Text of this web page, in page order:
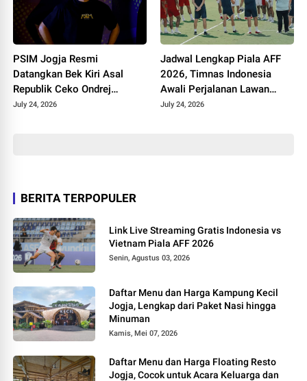
PSIM Jogja Resmi
Datangkan Bek Kiri Asal
Republik Ceko Ondrej
Rudzan untuk Hadapi Super
July 24, 2026
Jadwal Lengkap Piala AFF
2026, Timnas Indonesia
Awali Perjalanan Lawan
Kamboja
July 24, 2026
BERITA TERPOPULER
Link Live Streaming Gratis Indonesia vs
Vietnam Piala AFF 2026
Senin, Agustus 03, 2026
Daftar Menu dan Harga Kampung Kecil
Jogja, Lengkap dari Paket Nasi hingga
Minuman
Kamis, Mei 07, 2026
Daftar Menu dan Harga Floating Resto
Jogja, Cocok untuk Acara Keluarga dan